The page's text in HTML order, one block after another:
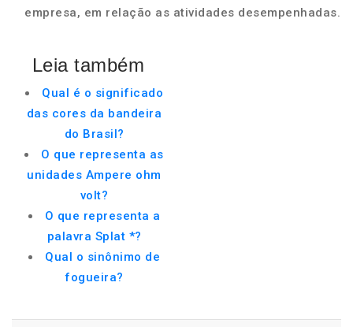
empresa, em relação as atividades desempenhadas.
Leia também
Qual é o significado
das cores da bandeira
do Brasil?
O que representa as
unidades Ampere ohm
volt?
O que representa a
palavra Splat *?
Qual o sinônimo de
fogueira?